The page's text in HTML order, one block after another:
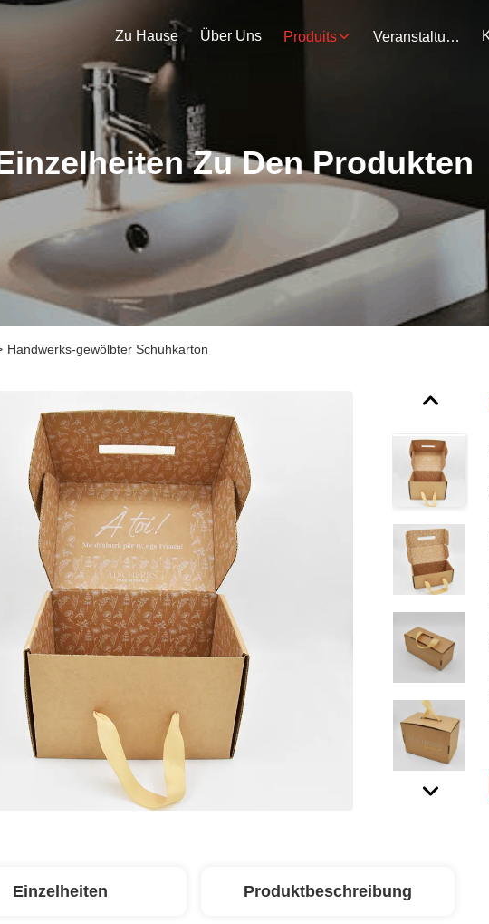
Zu Hause Über Uns Produits Veranstaltungen
Zu Den Produkten
Handwerks-gewölbter Schuhkarton
Einzelheiten Produktbeschreibung